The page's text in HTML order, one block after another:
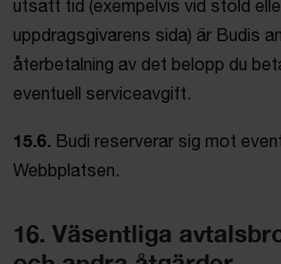
utsatt tid (exempelvis vid stöld
uppdragsgivarens sida) är Budis
återbetalning av det belopp du
eventuell serviceavgift.
15.6. Budi reserverar sig mot
Webbplatsen.
16. Väsentliga